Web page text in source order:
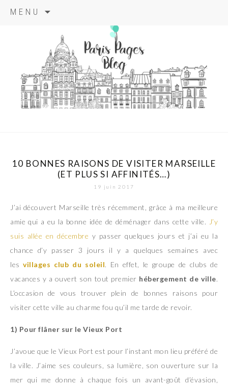
MENU
principal
paris pages
blog
10 BONNES RAISONS DE VISITER MARSEILLE
(ET PLUS SI AFFINITÉS…)
19 juin 2017
J’ai découvert Marseille très récemment, grâce à ma meilleure
amie qui a eu la bonne idée de déménager dans cette ville. J’y
suis allée en décembre y passer quelques jours et j’ai eu la
chance d’y passer 3 jours il y a quelques semaines avec
lesvillages club du soleil. En effet, le groupe de clubs de
vacances y a ouvert son tout premier hébergement de ville.
L’occasion de vous trouver plein de bonnes raisons pour
visiter cette ville au charme fou qu’il me tarde de revoir.
1) Pour flâner sur le Vieux Port
J’avoue que le Vieux Port est pour l’instant mon lieu préféré de
la ville. J’aime ses couleurs, sa lumière, son ouverture sur la
mer qui me donne à chaque fois un avant-goût d’évasion,